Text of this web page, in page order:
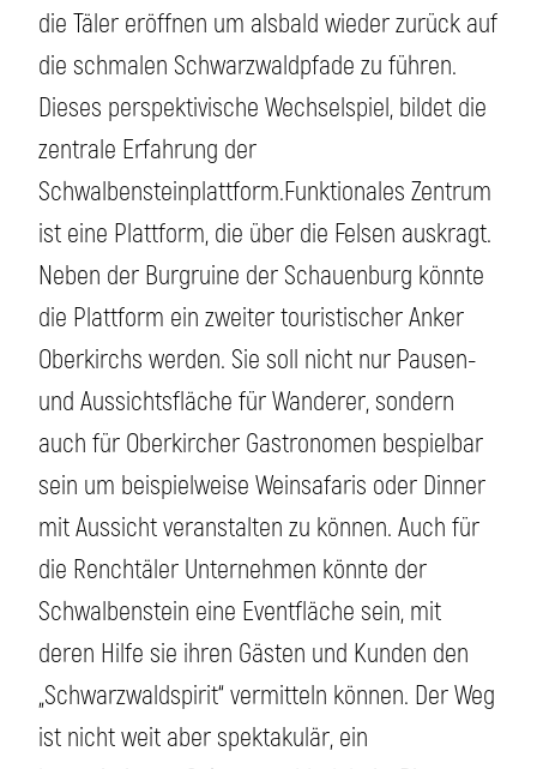
die Täler eröffnen um alsbald wieder zurück auf
die schmalen Schwarzwaldpfade zu führen.
Dieses perspektivische Wechselspiel, bildet die
zentrale Erfahrung der
Schwalbensteinplattform.Funktionales Zentrum
ist eine Plattform, die über die Felsen auskragt.
Neben der Burgruine der Schauenburg könnte
die Plattform ein zweiter touristischer Anker
Oberkirchs werden. Sie soll nicht nur Pausen-
und Aussichtsfläche für Wanderer, sondern
auch für Oberkircher Gastronomen bespielbar
sein um beispielweise Weinsafaris oder Dinner
mit Aussicht veranstalten zu können. Auch für
die Renchtäler Unternehmen könnte der
Schwalbenstein eine Eventfläche sein, mit
deren Hilfe sie ihren Gästen und Kunden den
„Schwarzwaldspirit“ vermitteln können. Der Weg
ist nicht weit aber spektakulär, ein